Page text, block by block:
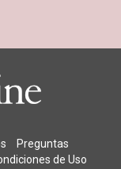
Preguntas
de Uso